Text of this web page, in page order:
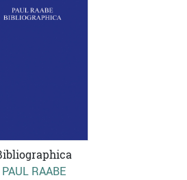
PAUL RAABE